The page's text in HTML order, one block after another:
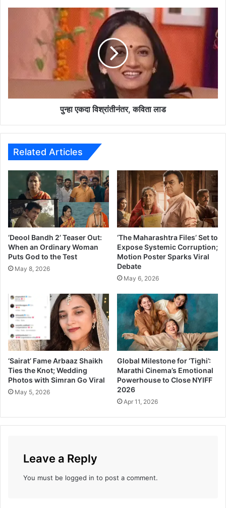
न
घ
ण
ण्या
सा
ठी
सो
नी
म
ने
घे
त
ला
खा
स
पु
ढा
का
र
नं
ता
ला
पुन्हा एकदा विश्रांतीनंतर, कविता लाड
Related Articles
‘Deool Bandh 2’ Teaser Out:
When an Ordinary Woman
Puts God to the Test
May 8, 2026
‘The Maharashtra Files’ Set to
Expose Systemic Corruption;
Motion Poster Sparks Viral
Debate
May 6, 2026
‘Sairat’ Fame Arbaaz Shaikh
Ties the Knot; Wedding
Photos with Simran Go Viral
May 5, 2026
Global Milestone for ‘Tighi’:
Marathi Cinema’s Emotional
Powerhouse to Close NYIFF
2026
Apr 11, 2026
Leave a Reply
You must be logged in to post a comment.